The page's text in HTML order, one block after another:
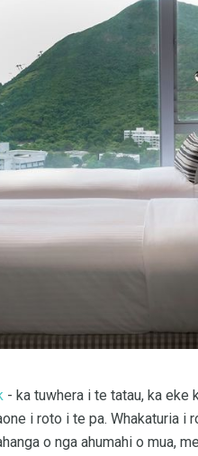
- ka tuwhera i te tatau, ka
i roto i te pa. Whakaturia i
o nga ahumahi o mua,